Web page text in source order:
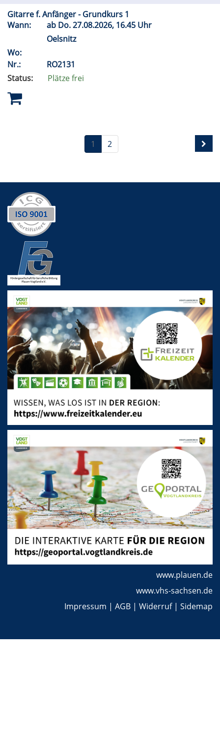
Gitarre f. Anfänger - Grundkurs 1
Wann:
ab Do.27.08.2026, 16.45 Uhr
Oelsnitz
Wo:
Nr.:
RO2131
Status:
Plätze frei
1 2
www.plauen.de
www.vhs-sachsen.de
Impressum | AGB | Widerruf| Sidemap